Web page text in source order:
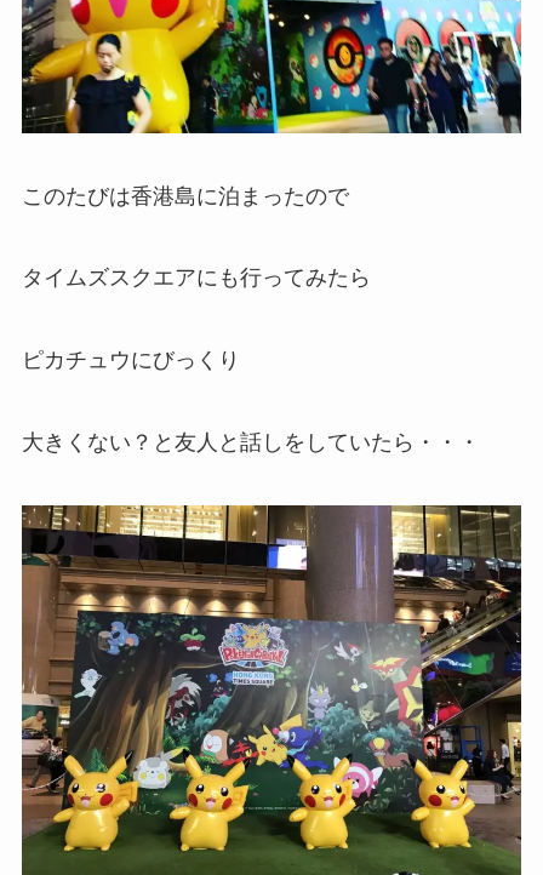
このたびは香港島に泊まったので
タイムズスクエアにも行ってみたら
ピカチュウにびっくり
大きくない？と友人と話しをしていたら・・・